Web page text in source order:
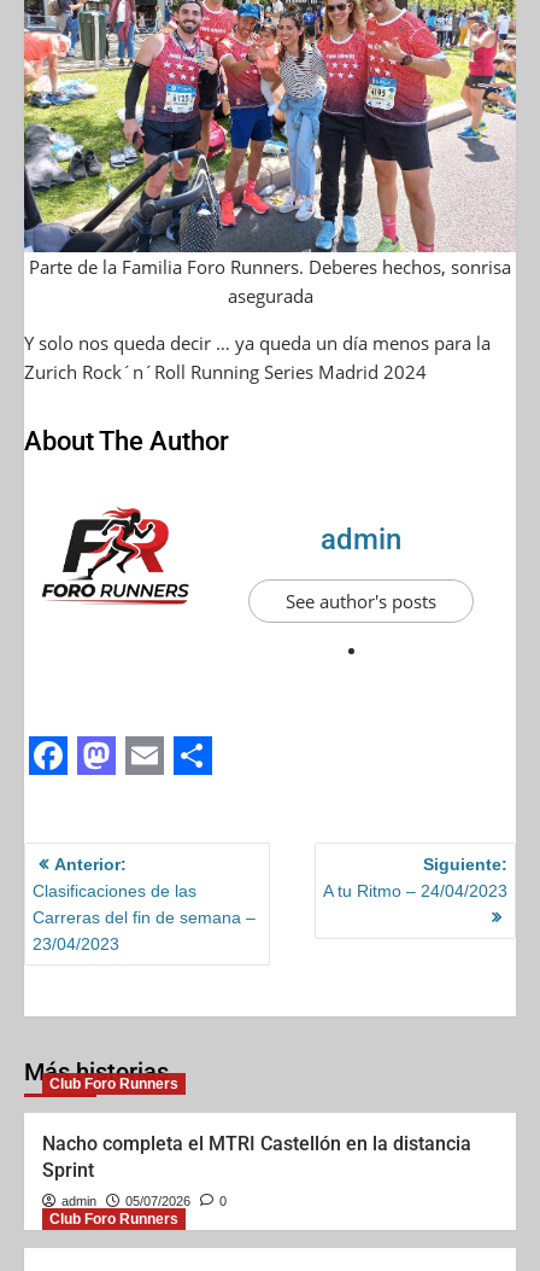
Parte de la Familia Foro Runners. Deberes hechos, sonrisa
asegurada
Y solo nos queda decir … ya queda un día menos para la
Zurich Rock´n´Roll Running Series Madrid 2024
About The Author
admin
See author's posts
a
c
e
b
o
k
a
s
t
o
o
n
m
i
h
a
r
Anterior:
Clasificaciones de las
Carreras del fin de semana –
23/04/2023
Siguiente:
A tu Ritmo – 24/04/2023
Más historias
Club Foro Runners
Nacho completa el MTRI Castellón en la distancia
Sprint
admin 05/07/2026 0
Club Foro Runners